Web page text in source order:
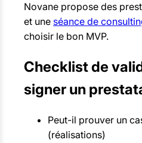
Novane propose des
et une séance de
choisir le bon MVP.
Checklist de
signer un
Peut-il prouver un
(réalisations)